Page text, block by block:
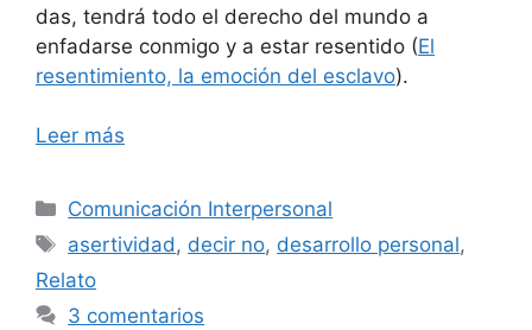
das, tendrá todo el derecho del mundo a
enfadarse conmigo y a estar resentido (El
resentimiento, la emoción del esclavo).
Leer más
Categorías
Comunicación Interpersonal
Etiquetas
asertividad, decir no, desarrollo personal,
Relato
3 comentarios